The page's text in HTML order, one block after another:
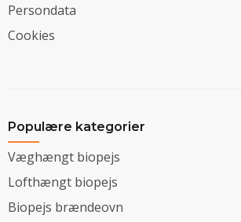
Persondata
Cookies
Populære kategorier
Væghængt biopejs
Lofthængt biopejs
Biopejs brændeovn